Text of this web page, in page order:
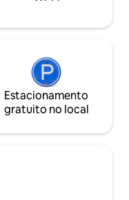
Estacionamento
gratuito no local